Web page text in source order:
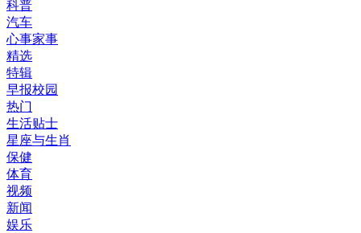
科普
汽车
心事家事
精选
特辑
早报校园
热门
生活贴士
星座与生肖
保健
体育
视频
新闻
娱乐